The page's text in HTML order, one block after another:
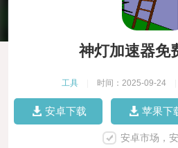
神灯加速器免
工具 时间：2025-09-24
安卓下载 苹果下
安卓市场，